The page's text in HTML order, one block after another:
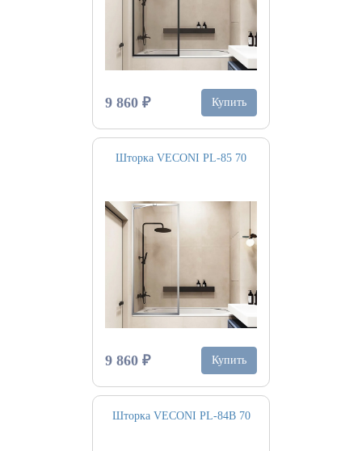
9 860 ₽ Купить
Шторка VECONI PL-85 70
9 860 ₽ Купить
Шторка VECONI PL-84B 70